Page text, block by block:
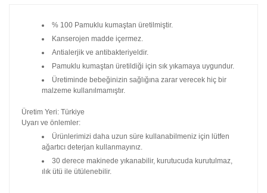
% 100 Pamuklu kumaştan üretilmiştir.
Kanserojen madde içermez.
Antialerjik ve antibakteriyeldir.
Pamuklu kumaştan üretildiği için sık yıkamaya uygundur.
Üretiminde bebeğinizin sağlığına zarar verecek hiç bir
malzeme kullanılmamıştır.
Üretim Yeri: Türkiye
Uyarı ve önlemler:
Ürünlerimizi daha uzun süre kullanabilmeniz için lütfen
ağartıcı deterjan kullanmayınız.
30 derece makinede yıkanabilir, kurutucuda kurutulmaz,
ılık ütü ile ütülenebilir.